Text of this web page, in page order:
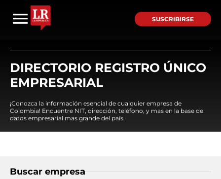
SUSCRIBIRSE
DIRECTORIO REGISTRO ÚNICO
EMPRESARIAL
¡Conozca la información esencial de cualquier empresa de
Colombia! Encuentre NIT, dirección, teléfono, y mas en la base de
datos empresarial mas grande del país.
Buscar empresa